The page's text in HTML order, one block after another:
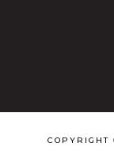
COPYRIGHT